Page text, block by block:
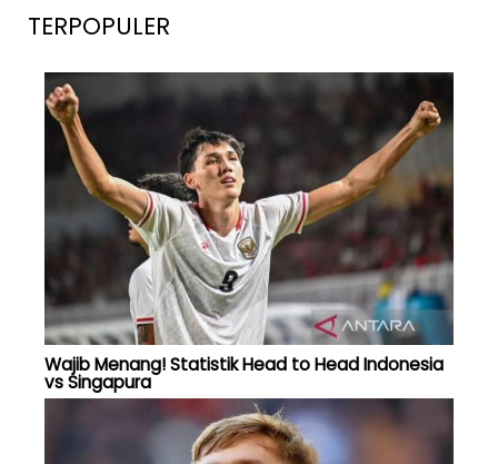
TERPOPULER
Wajib Menang! Statistik Head to Head Indonesia
vs Singapura